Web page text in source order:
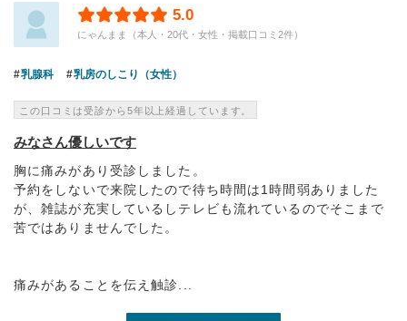
5.0
にゃんまま（本人・20代・女性・掲載口コミ2件）
乳腺科 乳房のしこり（女性）
この口コミは受診から5年以上経過しています。
みなさん優しいです
胸に痛みがあり受診しました。
予約をしないで来院したので待ち時間は1時間弱ありました
が、雑誌が充実しているしテレビも流れているのでそこまで
苦ではありませんでした。
痛みがあることを伝え触診...